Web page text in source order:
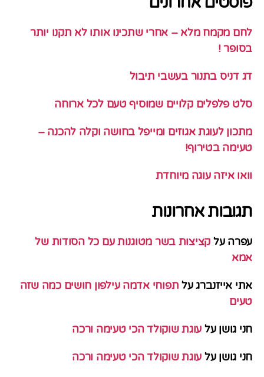
לחם מקמח מלא – אחרי שתכינו אותו לא תקנו יותר
בסופר !
דג דניס בתנור בעשבי תיבול
סלט פלפלים קלויים שמוסיף טעם לכל ארוחה
מתכון לעוגת אגוזים ומייפל בחושה וקלה להכנה –
טעימה בטירוף!
וואו איזה עוגה מיוחדת
תגובות אחרונות
עפרה על קציצות בשר מטוגנות עם כל הסודות של
אמא
אתי אייזנברגעל תפוחי אדמה עילפון חושים כמה שזה
טעים
חני גושן על עוגת שוקולד הכי טעימה ורכה
חני גושן על עוגת שוקולד הכי טעימה ורכה